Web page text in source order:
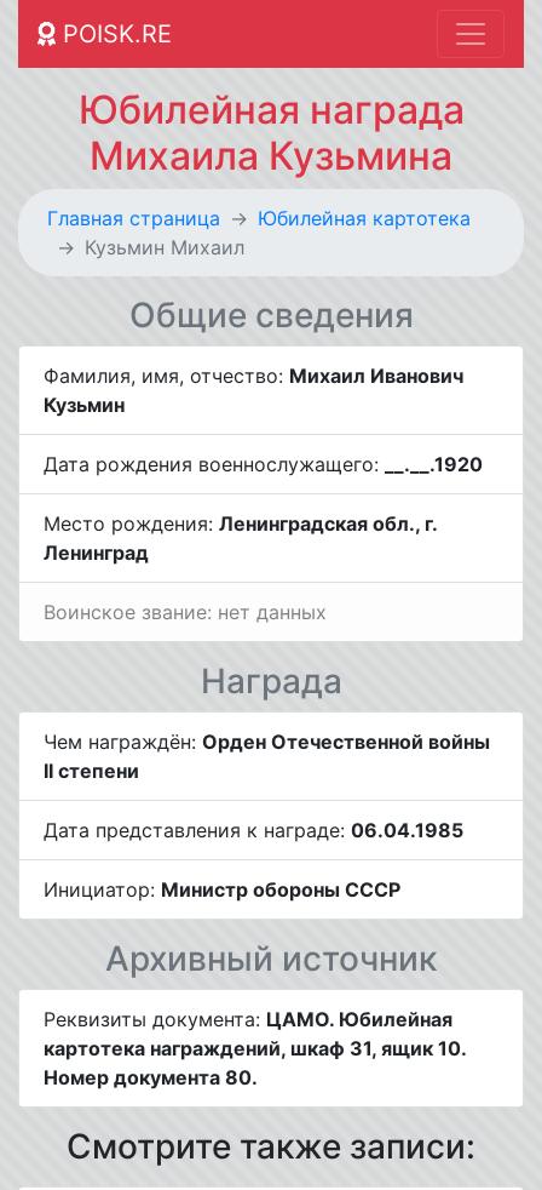
POISK.RE
Юбилейная награда
Михаила Кузьмина
Главная страница
Юбилейная картотека
Кузьмин Михаил
Общие сведения
Фамилия, имя, отчество: Михаил Иванович
Кузьмин
Дата рождения военнослужащего: __.__.1920
Место рождения: Ленинградская обл., г.
Ленинград
Воинское звание: нет данных
Награда
Чем награждён: Орден Отечественной войны
II степени
Дата представления к награде: 06.04.1985
Инициатор: Министр обороны СССР
Архивный источник
Реквизиты документа: ЦАМО. Юбилейная
картотека награждений, шкаф 31, ящик 10.
Номер документа 80.
Смотрите также записи: